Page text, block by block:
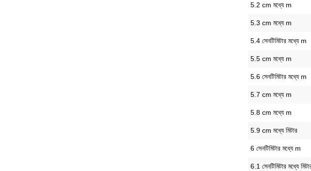
5.2 cm মধ্যে m
5.3 cm মধ্যে m
5.4 সেনটিমিটার মধ্যে m
5.5 cm মধ্যে m
5.6 সেনটিমিটার মধ্যে m
5.7 cm মধ্যে m
5.8 cm মধ্যে m
5.9 cm মধ্যে মিটার
6 সেনটিমিটার মধ্যে m
6.1 সেনটিমিটার মধ্যে